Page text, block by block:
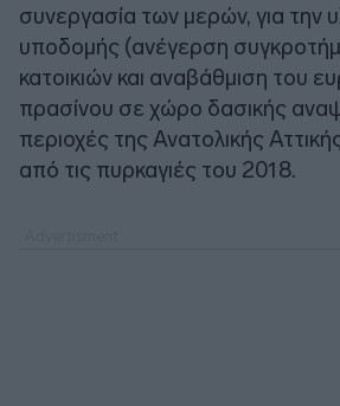
συνεργασία των μερών, για την
υποδομής (ανέγερση
κατοικιών και αναβάθμιση του
πρασίνου σε χώρο δασικής
περιοχές της Ανατολικής
από τις πυρκαγιές του 2018.